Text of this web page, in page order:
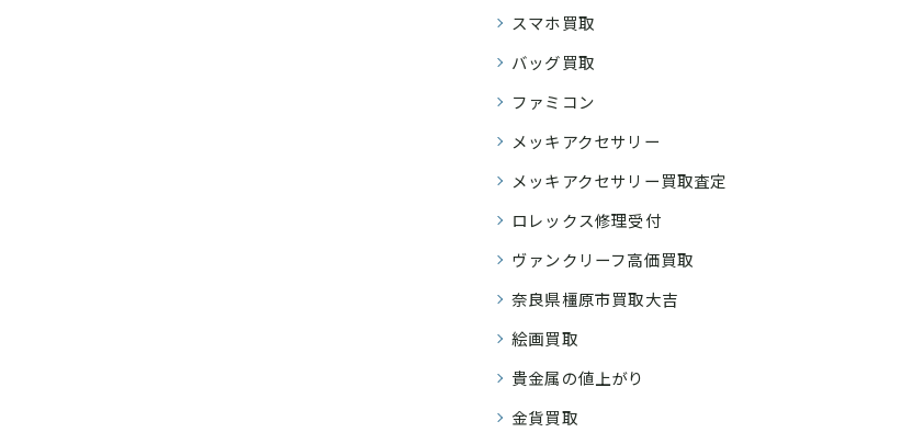
スマホ買取
バッグ買取
ファミコン
メッキアクセサリー
メッキアクセサリー買取査定
ロレックス修理受付
ヴァンクリーフ高価買取
奈良県橿原市買取大吉
絵画買取
貴金属の値上がり
金貨買取